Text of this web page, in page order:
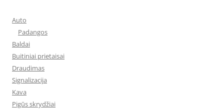
Auto
Padangos
Baldai
Buitiniai prietaisai
Draudimas
Signalizacija
Kava
Pigūs skrydžiai